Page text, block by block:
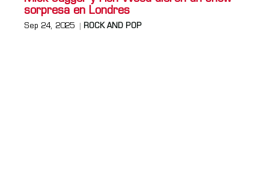
sorpresa en Londres
Sep 24, 2025 ROCK AND POP